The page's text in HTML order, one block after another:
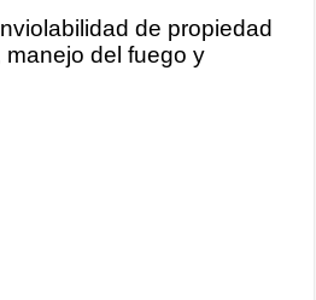
de propiedad
del fuego y